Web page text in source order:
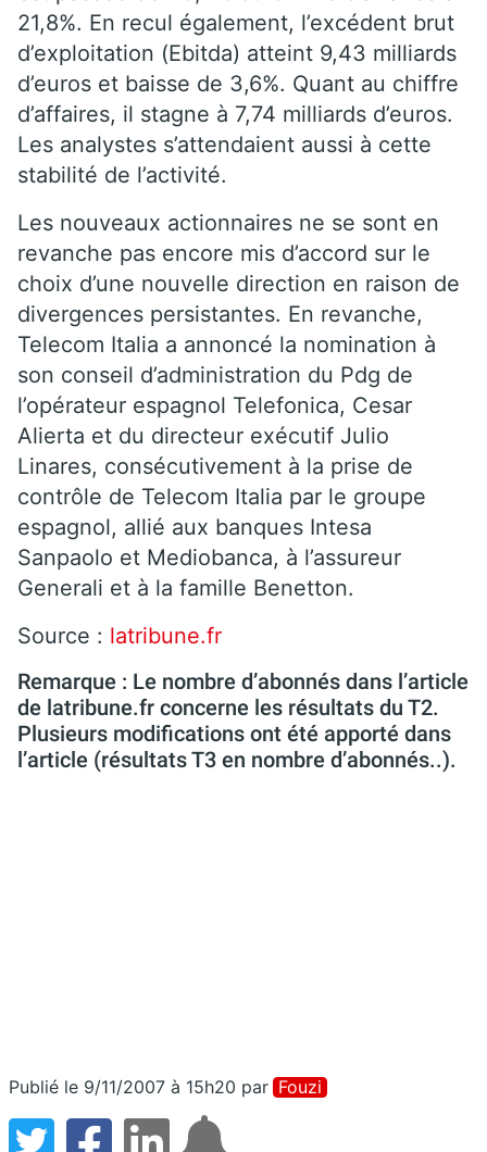
21,8%. En recul également, l’excédent brut
d’exploitation (Ebitda) atteint 9,43 milliards
d’euros et baisse de 3,6%. Quant au chiffre
d’affaires, il stagne à 7,74 milliards d’euros.
Les analystes s’attendaient aussi à cette
stabilité de l’activité.
Les nouveaux actionnaires ne se sont en
revanche pas encore mis d’accord sur le
choix d’une nouvelle direction en raison de
divergences persistantes. En revanche,
Telecom Italia a annoncé la nomination à
son conseil d’administration du Pdg de
l’opérateur espagnol Telefonica, Cesar
Alierta et du directeur exécutif Julio
Linares, consécutivement à la prise de
contrôle de Telecom Italia par le groupe
espagnol, allié aux banques Intesa
Sanpaolo et Mediobanca, à l’assureur
Generali et à la famille Benetton.
Source : latribune.fr
Remarque : Le nombre d’abonnés dans l’article
de latribune.fr concerne les résultats du T2.
Plusieurs modifications ont été apporté dans
l’article (résultats T3 en nombre d’abonnés..).
Publié le 9/11/2007 à 15h20 par Fouzi